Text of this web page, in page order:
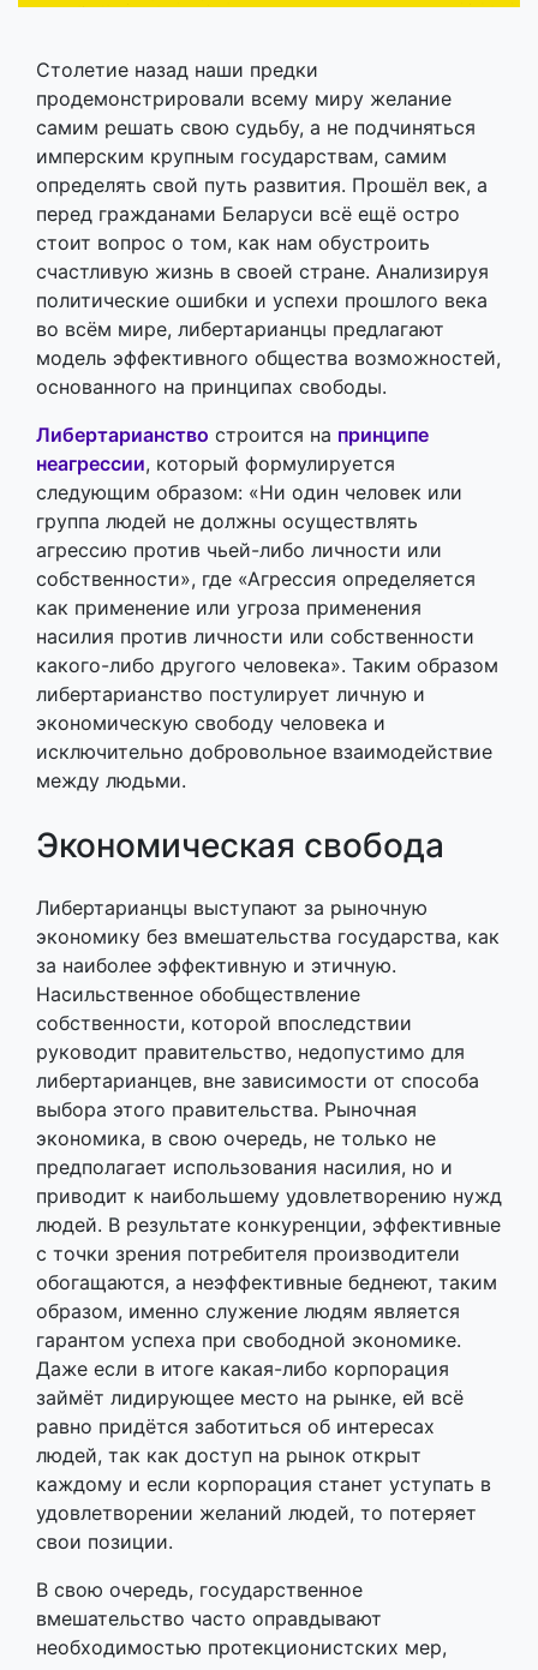
Столетие назад наши предки
продемонстрировали всему миру желание
самим решать свою судьбу, а не подчиняться
имперским крупным государствам, самим
определять свой путь развития. Прошёл век, а
перед гражданами Беларуси всё ещё остро
стоит вопрос о том, как нам обустроить
счастливую жизнь в своей стране. Анализируя
политические ошибки и успехи прошлого века
во всём мире, либертарианцы предлагают
модель эффективного общества возможностей,
основанного на принципах свободы.
Либертарианство строится на принципе
неагрессии, который формулируется
следующим образом: «Ни один человек или
группа людей не должны осуществлять
агрессию против чьей-либо личности или
собственности», где «Агрессия определяется
как применение или угроза применения
насилия против личности или собственности
какого-либо другого человека». Таким образом
либертарианство постулирует личную и
экономическую свободу человека и
исключительно добровольное взаимодействие
между людьми.
Экономическая свобода
Либертарианцы выступают за рыночную
экономику без вмешательства государства, как
за наиболее эффективную и этичную.
Насильственное обобществление
собственности, которой впоследствии
руководит правительство, недопустимо для
либертарианцев, вне зависимости от способа
выбора этого правительства. Рыночная
экономика, в свою очередь, не только не
предполагает использования насилия, но и
приводит к наибольшему удовлетворению нужд
людей. В результате конкуренции, эффективные
с точки зрения потребителя производители
обогащаются, а неэффективные беднеют, таким
образом, именно служение людям является
гарантом успеха при свободной экономике.
Даже если в итоге какая-либо корпорация
займёт лидирующее место на рынке, ей всё
равно придётся заботиться об интересах
людей, так как доступ на рынок открыт
каждому и если корпорация станет уступать в
удовлетворении желаний людей, то потеряет
свои позиции.
В свою очередь, государственное
вмешательство часто оправдывают
необходимостью протекционистских мер,